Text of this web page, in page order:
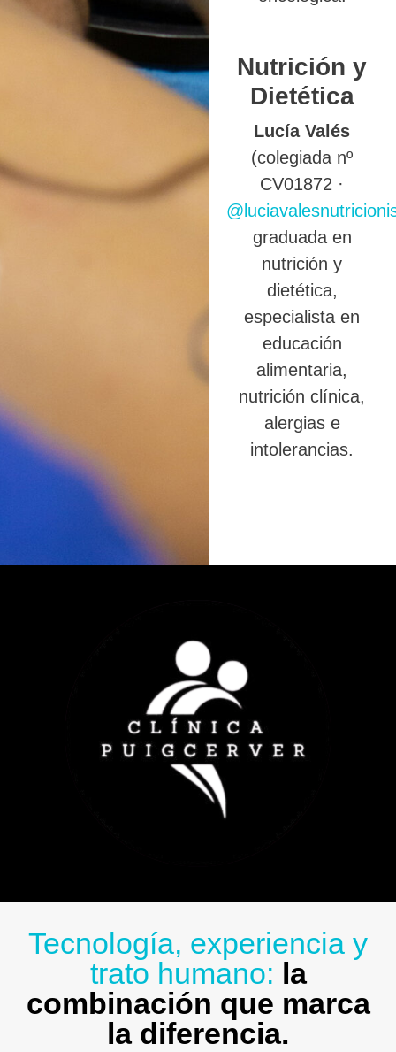
Nutrición y
Dietética
Lucía Valés
(colegiada nº
CV01872 ·
graduada en
nutrición y
dietética,
especialista en
educación
alimentaria,
nutrición clínica,
alergias e
intolerancias.
Tecnología, experiencia y
trato humano: la
combinación que marca
la diferencia.